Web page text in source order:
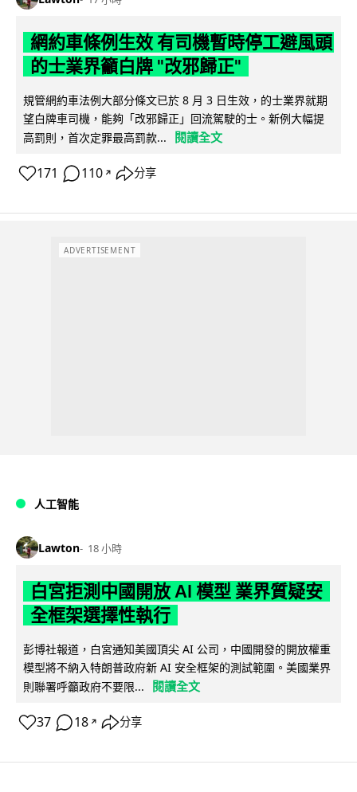
網約車條例生效 有司機暫時停工避風頭
的士業界籲白牌 "改邪歸正"
規管網約車法例大部分條文已於 8 月 3 日生效，的士業界就期
望白牌車司機，能夠「改邪歸正」回流駕駛的士。新例大幅提
高罰則，首次定罪最高罰款...
閱讀全文
171 110 ↗ 分享
ADVERTISEMENT
人工智能
Lawton 18 小時
白宮拒測中國開放 AI 模型 業界質疑安
全框架選擇性執行
彭博社報道，白宮通知美國頂尖 AI 公司，中國開發的開放權重
模型將不納入特朗普政府新 AI 安全框架的測試範圍。美國業界
則聯署呼籲政府不要限...
閱讀全文
37 18 ↗ 分享